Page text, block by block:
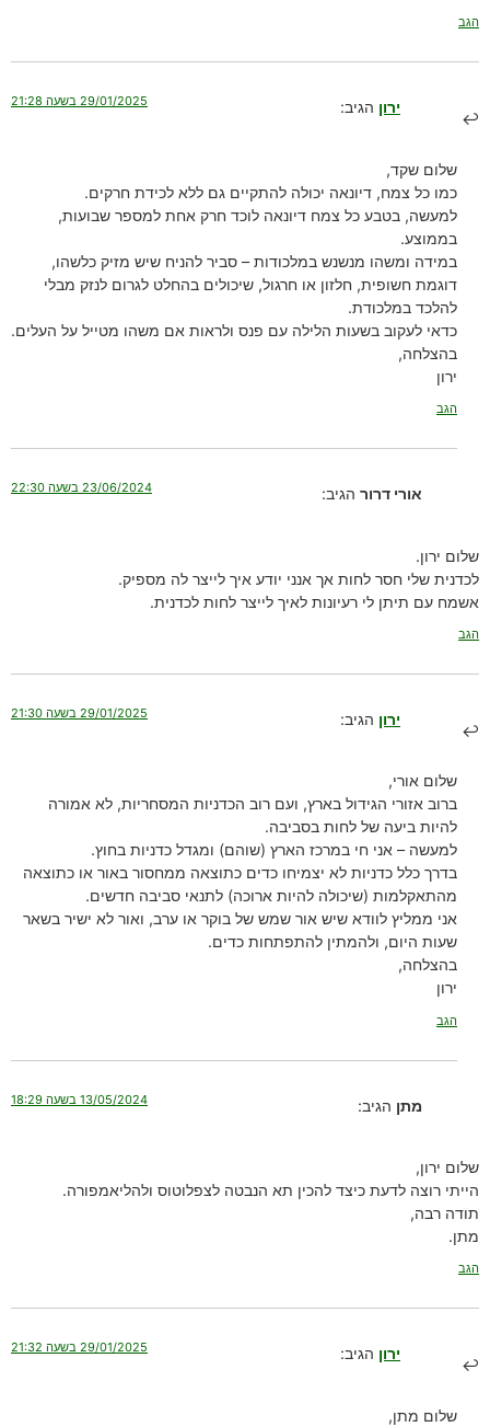
הגב
ירון הגיב: 29/01/2025 בשעה 21:28
שלום שקד,
כמו כל צמח, דיונאה יכולה להתקיים גם ללא לכידת חרקים.
למעשה, בטבע כל צמח דיונאה לוכד חרק אחת למספר שבועות,
בממוצע.
במידה ומשהו מנשנש במלכודות – סביר להניח שיש מזיק כלשהו,
דוגמת חשופית, חלזון או חרגול, שיכולים בהחלט לגרום לנזק מבלי
להלכד במלכודת.
כדאי לעקוב בשעות הלילה עם פנס ולראות אם משהו מטייל על העלים.
בהצלחה,
ירון
הגב
אורי דרור הגיב: 23/06/2024 בשעה 22:30
שלום ירון.
לכדנית שלי חסר לחות אך אנני יודע איך לייצר לה מספיק.
אשמח עם תיתן לי רעיונות לאיך לייצר לחות לכדנית.
הגב
ירון הגיב: 29/01/2025 בשעה 21:30
שלום אורי,
ברוב אזורי הגידול בארץ, ועם רוב הכדניות המסחריות, לא אמורה
להיות ביעה של לחות בסביבה.
למעשה – אני חי במרכז הארץ (שוהם) ומגדל כדניות בחוץ.
בדרך כלל כדניות לא יצמיחו כדים כתוצאה ממחסור באור או כתוצאה
מהתאקלמות (שיכולה להיות ארוכה) לתנאי סביבה חדשים.
אני ממליץ לוודא שיש אור שמש של בוקר או ערב, ואור לא ישיר בשאר
שעות היום, ולהמתין להתפתחות כדים.
בהצלחה,
ירון
הגב
מתן הגיב: 13/05/2024 בשעה 18:29
שלום ירון,
הייתי רוצה לדעת כיצד להכין תא הנבטה לצפלוטוס ולהליאמפורה.
תודה רבה,
מתן.
הגב
ירון הגיב: 29/01/2025 בשעה 21:32
שלום מתן,